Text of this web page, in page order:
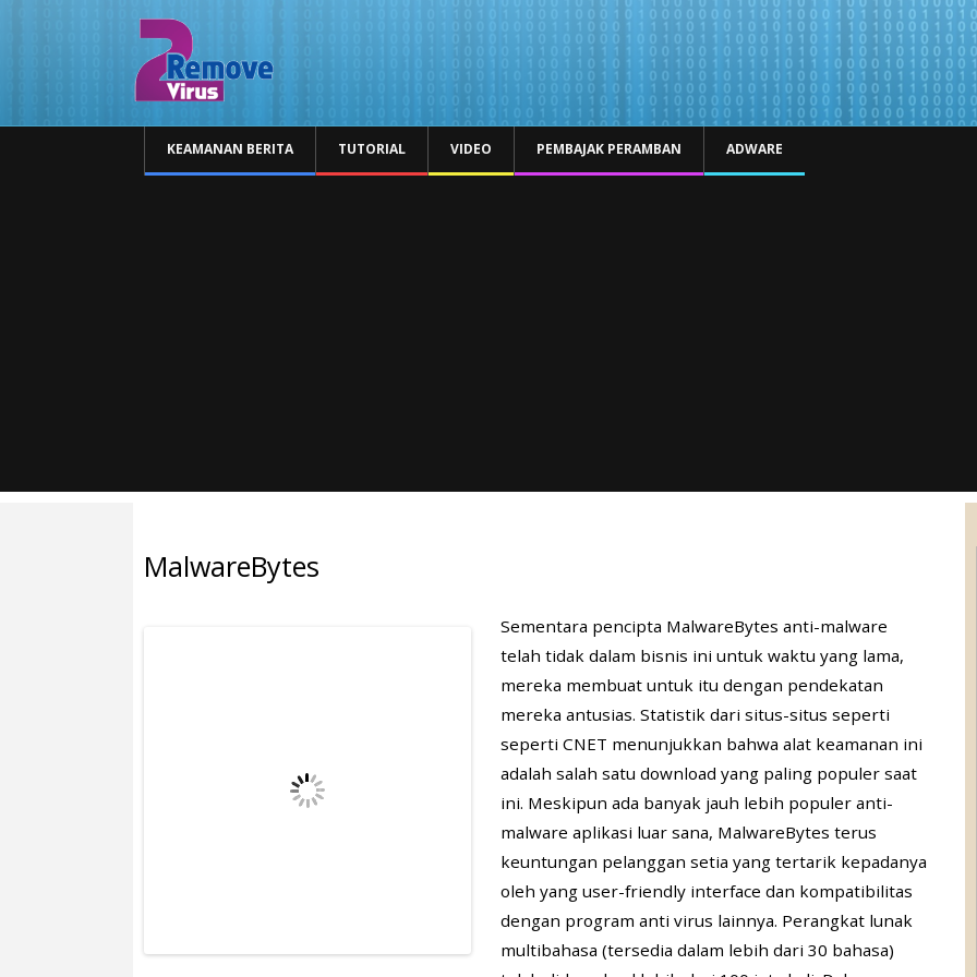
KEAMANAN BERITA TUTORIAL VIDEO PEMBAJAK PERAMBAN ADWARE
MalwareBytes
Sementara pencipta MalwareBytes anti-malware
telah tidak dalam bisnis ini untuk waktu yang lama,
mereka membuat untuk itu dengan pendekatan
mereka antusias. Statistik dari situs-situs seperti
seperti CNET menunjukkan bahwa alat keamanan ini
adalah salah satu download yang paling populer saat
ini. Meskipun ada banyak jauh lebih populer anti-
malware aplikasi luar sana, MalwareBytes terus
keuntungan pelanggan setia yang tertarik kepadanya
oleh yang user-friendly interface dan kompatibilitas
dengan program anti virus lainnya. Perangkat lunak
multibahasa (tersedia dalam lebih dari 30 bahasa)